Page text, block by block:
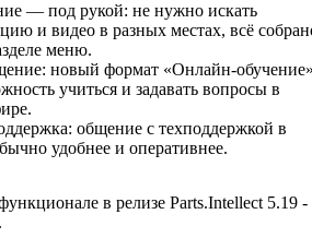
— под рукой: не нужно искать
и видео в разных местах, всё
меню.
новый формат «Онлайн-
учиться и задавать вопросы в
общение с техподдержкой в
удобнее и оперативнее.
в релизе Parts.Intellect 5.19 -
.